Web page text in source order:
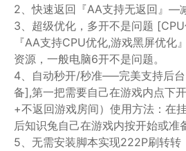
2、快速返回『AA支持无返回』—
3、超级优化，多开不是问题
『AA支持CPU优化,游戏黑屏优
资源，一般电脑6开不是问题。
4、自动秒开/秒准—–完美支持后
备],第一把需要自己在游戏内点下
+不返回游戏房间）使用方法：在
后知识兔自己在游戏内按开始或准
5、无需安装脚本实现222P刷转转